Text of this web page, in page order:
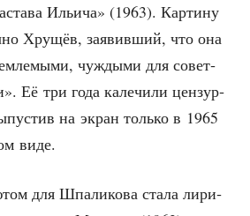
Ильи­ча» (1963). Кар­ти­ну
Хру­щёв, заявив­ший, что она
чуж­ды­ми для совет­
Её три года кале­чи­ли цен­зур­
на экран толь­ко в 1965
виде.
для Шпа­ли­ко­ва ста­ла лири­